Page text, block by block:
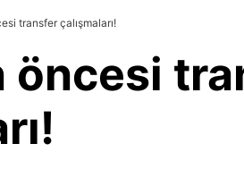
transfer çalışmaları!
öncesi